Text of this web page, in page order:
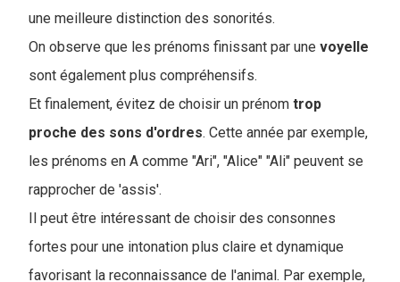
une meilleure distinction des sonorités.
On observe que les prénoms finissant par une voyelle
sont également plus compréhensifs.
Et finalement, évitez de choisir un prénom trop
proche des sons d'ordres. Cette année par exemple,
les prénoms en A comme "Ari", "Alice" "Ali" peuvent se
rapprocher de 'assis'.
Il peut être intéressant de choisir des consonnes
fortes pour une intonation plus claire et dynamique
favorisant la reconnaissance de l'animal. Par exemple,